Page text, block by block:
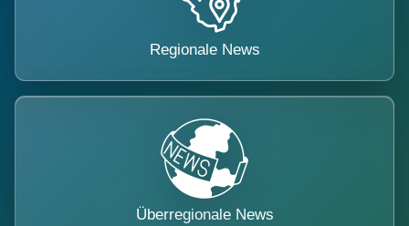
Regionale News
Überregionale News